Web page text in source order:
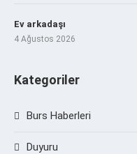
Ev arkadaşı
4 Ağustos 2026
Kategoriler
Burs Haberleri
Duyuru